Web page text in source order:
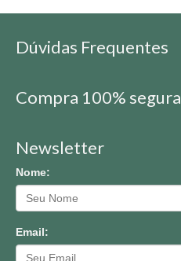
Dúvidas Frequentes
Compra 100% segura
Newsletter
Nome:
Email: